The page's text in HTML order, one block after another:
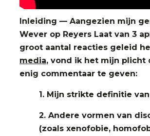
Inleiding — Aangezien mijn
Wever op Reyers Laat van 3
groot aantal reacties geleid
media, vond ik het mijn plicht
enig commentaar te geven:
1. Mijn strikte definitie
2. Andere vormen van
(zoals xenofobie,